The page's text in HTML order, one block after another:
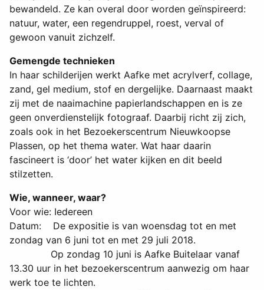
bewandeld. Ze kan overal door worden geïnspireerd:
natuur, water, een regendruppel, roest, verval of
gewoon vanuit zichzelf.
Gemengde technieken
In haar schilderijen werkt Aafke met acrylverf, collage,
zand, gel medium, stof en dergelijke. Daarnaast maakt
zij met de naaimachine papierlandschappen en is ze
geen onverdienstelijk fotograaf. Daarbij richt zij zich,
zoals ook in het Bezoekerscentrum Nieuwkoopse
Plassen, op het thema water. Wat haar daarin
fascineert is ‘door’ het water kijken en dit beeld
stilzetten.
Wie, wanneer, waar?
Voor wie: Iedereen
Datum: De expositie is van woensdag tot en met
zondag van 6 juni tot en met 29 juli 2018.
Op zondag 10 juni is Aafke Buitelaar vanaf
13.30 uur in het bezoekerscentrum aanwezig om haar
werk toe te lichten.